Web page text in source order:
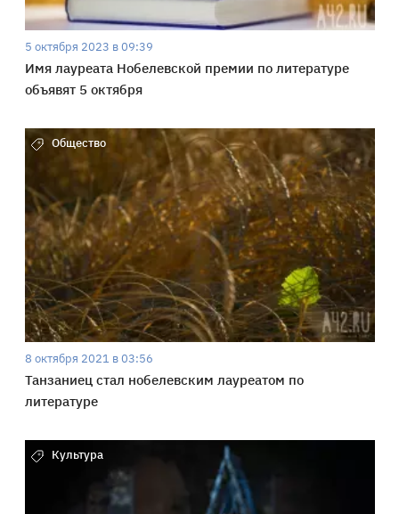
5 октября 2023 в 09:39
Имя лауреата Нобелевской премии по литературе
объявят 5 октября
Общество
8 октября 2021 в 03:56
Танзаниец стал нобелевским лауреатом по
литературе
Культура